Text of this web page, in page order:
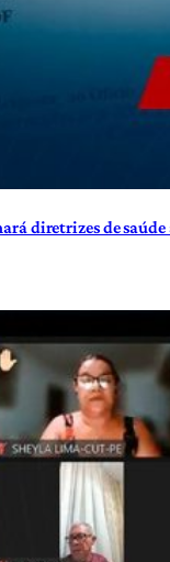
diretrizes de